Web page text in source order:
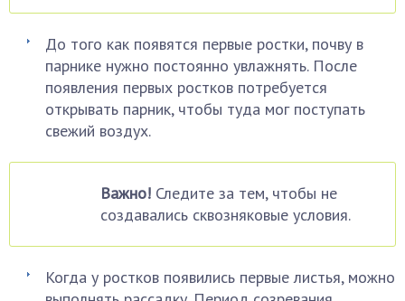
До того как появятся первые ростки, почву в
парнике нужно постоянно увлажнять. После
появления первых ростков потребуется
открывать парник, чтобы туда мог поступать
свежий воздух.
Важно! Следите за тем, чтобы не
создавались сквозняковые условия.
Когда у ростков появились первые листья, можно